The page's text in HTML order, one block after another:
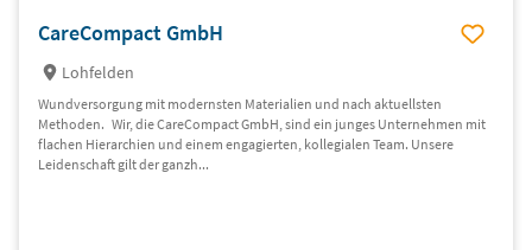
CareCompact GmbH
Lohfelden
Wundversorgung mit modernsten Materialien und nach aktuellsten
Methoden. Wir, die CareCompact GmbH, sind ein junges Unternehmen mit
flachen Hierarchien und einem engagierten, kollegialen Team. Unsere
Leidenschaft gilt der ganzh...